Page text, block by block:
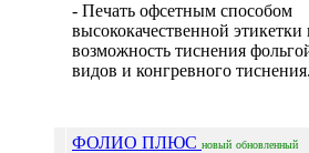
- Печать офсетным способом
высококачественной
возможность тиснения
видов и конгревного
ФОЛИО ПЛЮС новый обновленный